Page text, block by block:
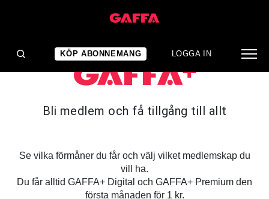
KÖP ABONNEMANG LOGGA IN
Bli medlem och få tillgång till allt
Se vilka förmåner du får och välj vilket medlemskap du
vill ha.
Du får alltid GAFFA+ Digital och GAFFA+ Premium den
första månaden för 1 kr.